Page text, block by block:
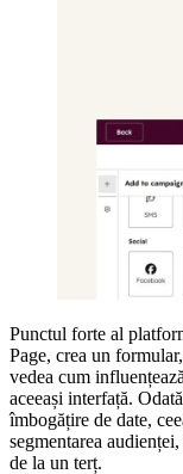
Punctul forte al
Page, crea un
vedea cum
aceeași interfață.
îmbogățire de date,
segmentarea
de la un terț.